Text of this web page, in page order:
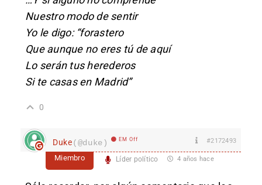
Nuestro modo de sentir
Yo le digo: “forastero
Que aunque no eres tú de aquí
Lo serán tus herederos
Si te casas en Madrid”
0
Duke(@duke) EM Off #2172493
Miembro Líder político 4 años hace